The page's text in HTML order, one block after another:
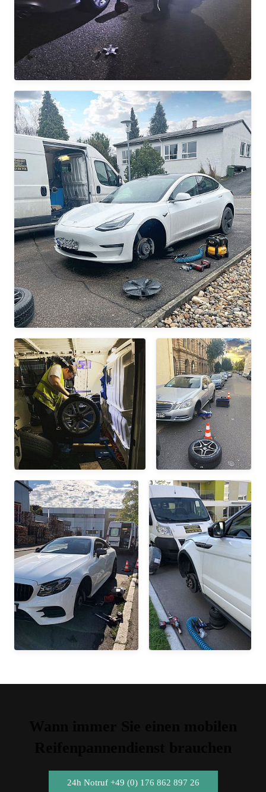
24h Notruf +49 (0) 176 862 897 26